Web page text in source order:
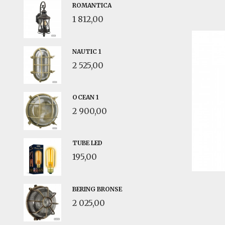
ROMANTICA
1 812,00
NAUTIC 1
2 525,00
OCEAN 1
2 900,00
TUBE LED
195,00
BERING BRONSE
2 025,00